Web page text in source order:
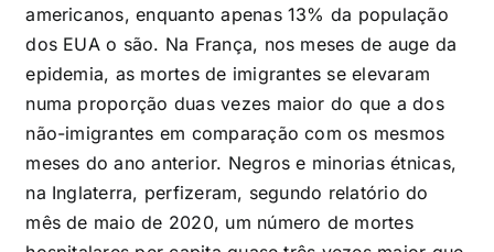
americanos, enquanto apenas 13% da população
dos EUA o são. Na França, nos meses de auge da
epidemia, as mortes de imigrantes se elevaram
numa proporção duas vezes maior do que a dos
não-imigrantes em comparação com os mesmos
meses do ano anterior. Negros e minorias étnicas,
na Inglaterra, perfizeram, segundo relatório do
mês de maio de 2020, um número de mortes